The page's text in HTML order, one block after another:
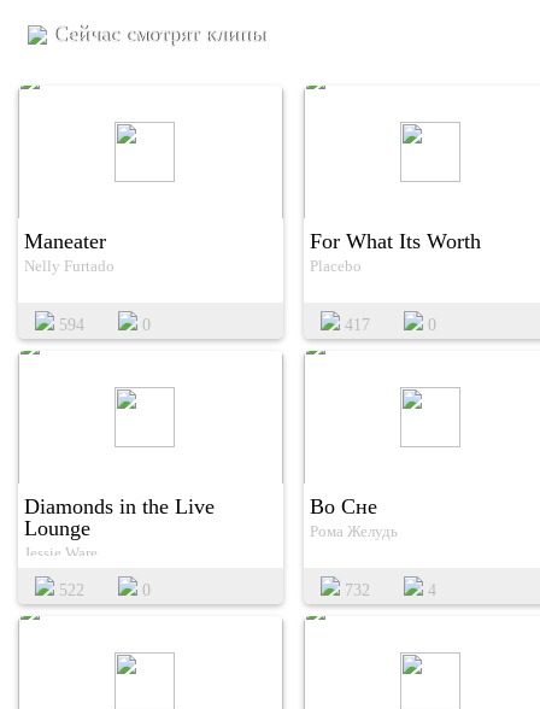
Сейчас смотрят клипы
Maneater
Nelly Furtado
594 0
For What Its Worth
Placebo
417 0
Diamonds in the Live
Lounge
Jessie Ware
522 0
Во Сне
Рома Желудь
732 4